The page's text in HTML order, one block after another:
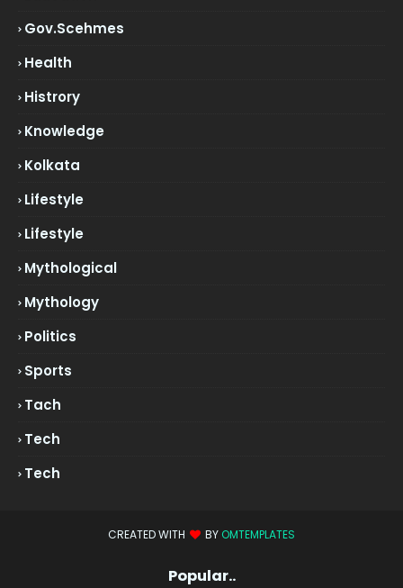
Gov.scehmes
Health
Histrory
Knowledge
Kolkata
Lifestyle
Lifestyle
Mythological
Mythology
Politics
Sports
Tach
Tech
Tech
CREATED WITH BY OMTEMPLATES
Popular..